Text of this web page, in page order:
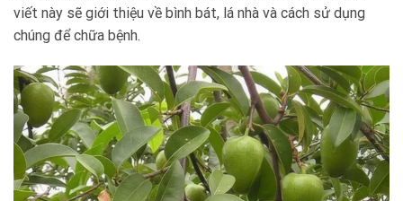
viết này sẽ giới thiệu về bình bát, lá nhà và cách sử dụng
chúng để chữa bệnh.